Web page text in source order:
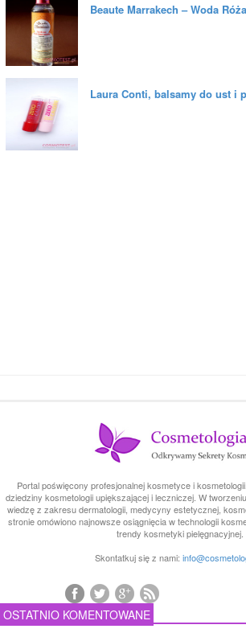
Beaute Marrakech – Woda
Laura Conti, balsamy do ust i
Portal poświęcony profesjonalnej kosmetyce i
dziedziny kosmetologii upiększającej i leczniczej. W
wiedzę z zakresu dermatologii, medycyny estetycznej,
stronie omówiono najnowsze osiągnięcia w technologii
trendy kosmetyki pielęgnacyjnej.
Skontatkuj się z nami:
OSTATNIO KOMENTOWANE